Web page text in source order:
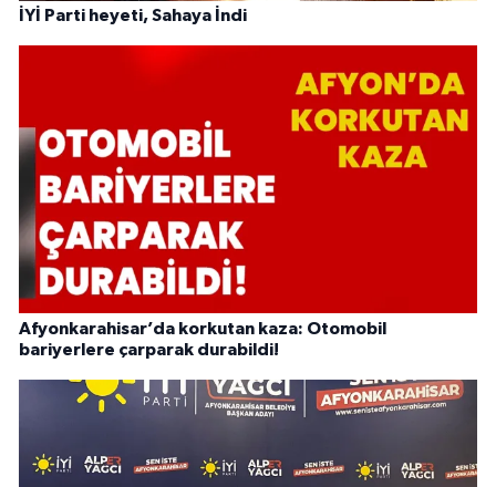
İYİ Parti heyeti, Sahaya İndi
Afyonkarahisar’da korkutan kaza: Otomobil
bariyerlere çarparak durabildi!